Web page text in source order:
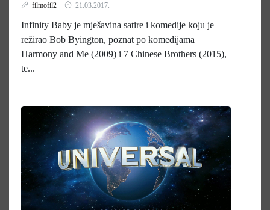
filmofil2 21.03.2017.
Infinity Baby je mješavina satire i komedije koju je
režirao Bob Byington, poznat po komedijama
Harmony and Me (2009) i 7 Chinese Brothers (2015),
te...